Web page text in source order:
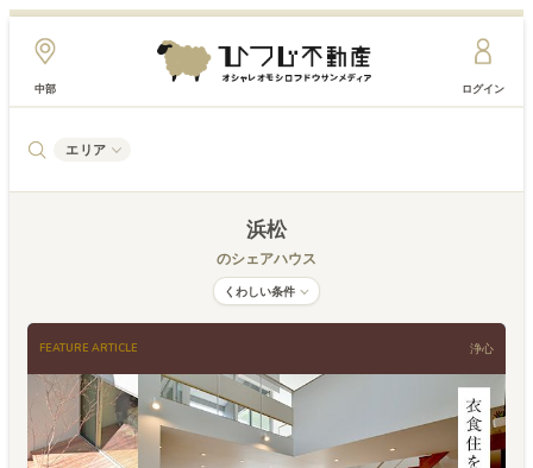
中部 ログイン
エリア
浜松
のシェアハウス
くわしい条件
FEATURE ARTICLE 浄心